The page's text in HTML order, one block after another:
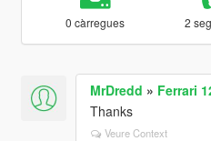
0 càrregues 2
MrDredd » Ferrari
Thanks
Veure Context